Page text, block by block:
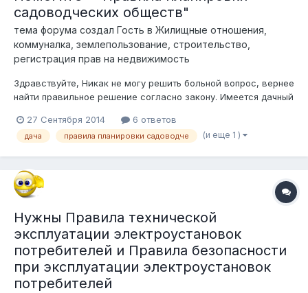
садоводческих обществ"
тема форума создал Гость в Жилищные отношения,
коммуналка, землепользование, строительство,
регистрация прав на недвижимость
Здравствуйте, Никак не могу решить больной вопрос, вернее
найти правильное решение согласно закону. Имеется дачный
это насыпанный с незапамятных времен вал, вплотную к
моему участку... От этого две проблемы - вал закрывает
27 Сентября 2014 6 ответов
дача правила планировки садоводче (и еще 1 )
Нужны Правила технической
эксплуатации электроустановок
потребителей и Правила безопасности
при эксплуатации электроустановок
потребителей